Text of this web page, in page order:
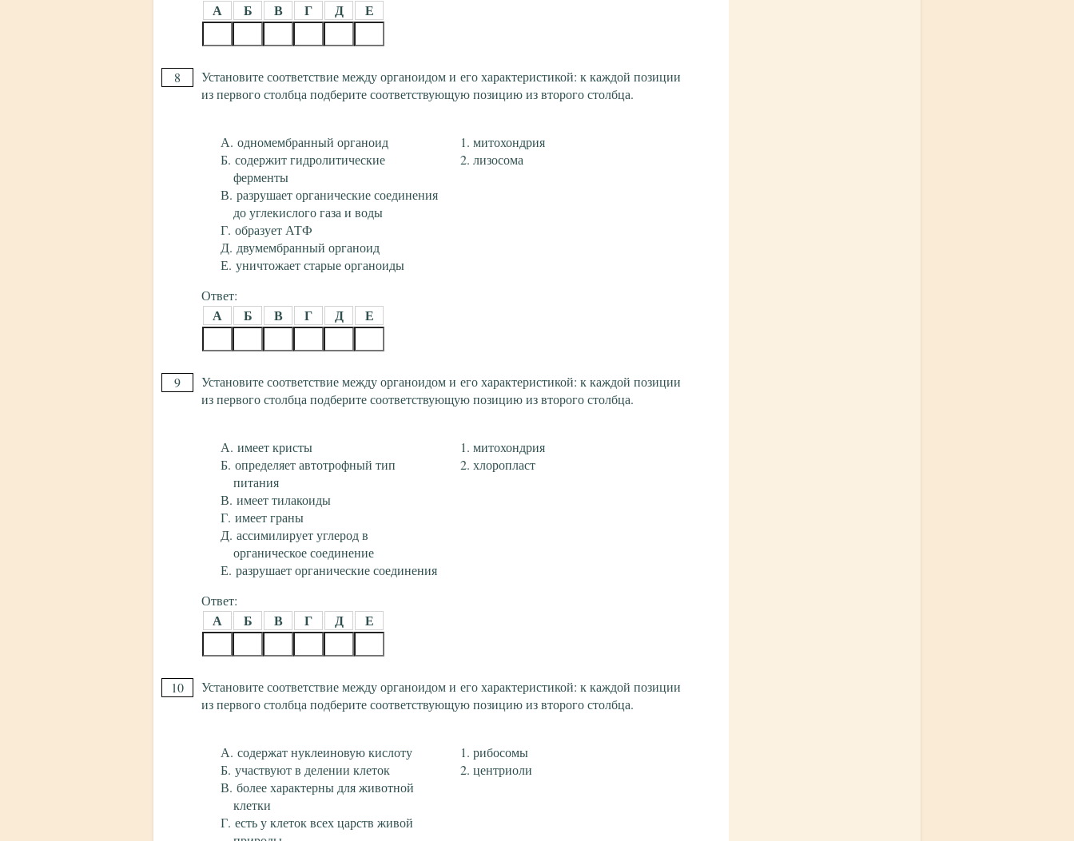
А Б В Г Д Е
8
Установите соответствие между органоидом и его характеристикой: к каждой позиции
из первого столбца подберите соответствующую позицию из второго столбца.
одномембранный органоид
содержит гидролитические
ферменты
разрушает органические соединения
до углекислого газа и воды
образует АТФ
двумембранный органоид
уничтожает старые органоиды
митохондрия
лизосома
Ответ:
А Б В Г Д Е
9
Установите соответствие между органоидом и его характеристикой: к каждой позиции
из первого столбца подберите соответствующую позицию из второго столбца.
имеет кристы
определяет автотрофный тип
питания
имеет тилакоиды
имеет граны
ассимилирует углерод в
органическое соединение
разрушает органические соединения
митохондрия
хлоропласт
Ответ:
А Б В Г Д Е
10
Установите соответствие между органоидом и его характеристикой: к каждой позиции
из первого столбца подберите соответствующую позицию из второго столбца.
содержат нуклеиновую кислоту
участвуют в делении клеток
более характерны для животной
клетки
есть у клеток всех царств живой
рибосомы
центриоли